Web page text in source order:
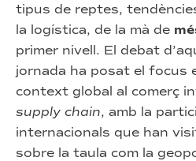
tipus de reptes,
la logística, de la mà de
primer nivell. El debat
jornada ha posat el focus
context global al comerç
supply chain, amb la
internacionals que han
sobre la taula com la